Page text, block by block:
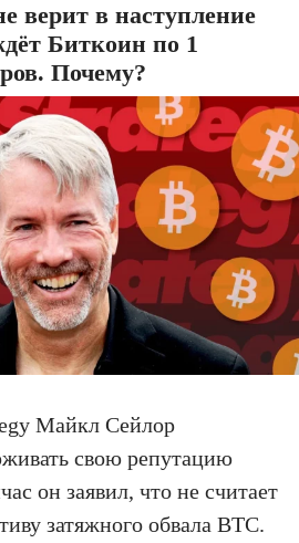
верит в наступление
Биткоин по 1
Почему?
Майкл Сейлор
свою репутацию
он заявил, что не считает
затяжного обвала BTC.